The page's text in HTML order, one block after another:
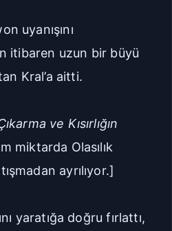
uyanışını
itibaren uzun bir büyü
Kral’a aitti.
ve Kısırlığın
miktarda Olasılık
ayrılıyor.]
yaratığa doğru fırlattı,